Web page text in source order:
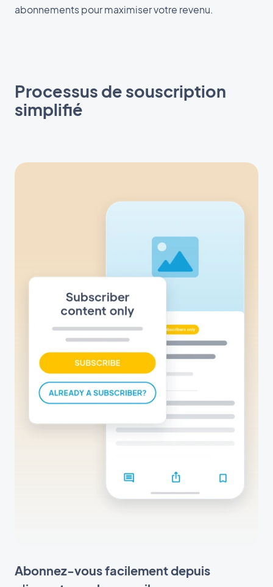
abonnements pour maximiser votre revenu.
Processus de souscription
simplifié
Abonnez-vous facilement depuis